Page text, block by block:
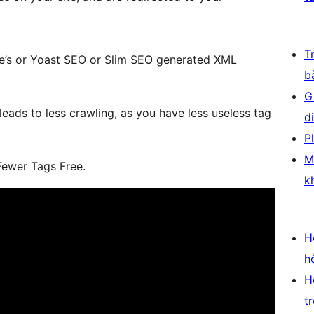
or Yoast SEO or Slim SEO generated XML
to less crawling, as you have less useless tag
Tags Free.